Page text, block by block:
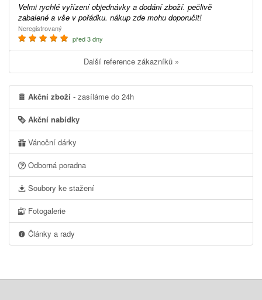
Velmi rychlé vyřízení objednávky a dodání zboží. pečlivě
zabalené a vše v pořádku. nákup zde mohu doporučit!
Neregistrovaný
před 3 dny
Další reference zákazníků »
Akční zboží - zasíláme do 24h
Akční nabídky
Vánoční dárky
Odborná poradna
Soubory ke stažení
Fotogalerie
Články a rady